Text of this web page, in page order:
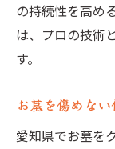
の持続性を高め
は、プロの技術
す。
お墓を傷めな
愛知県でお墓を